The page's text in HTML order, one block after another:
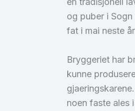
og puber i
fat i mai neste
Bryggeriet har
kunne
noen faste ales